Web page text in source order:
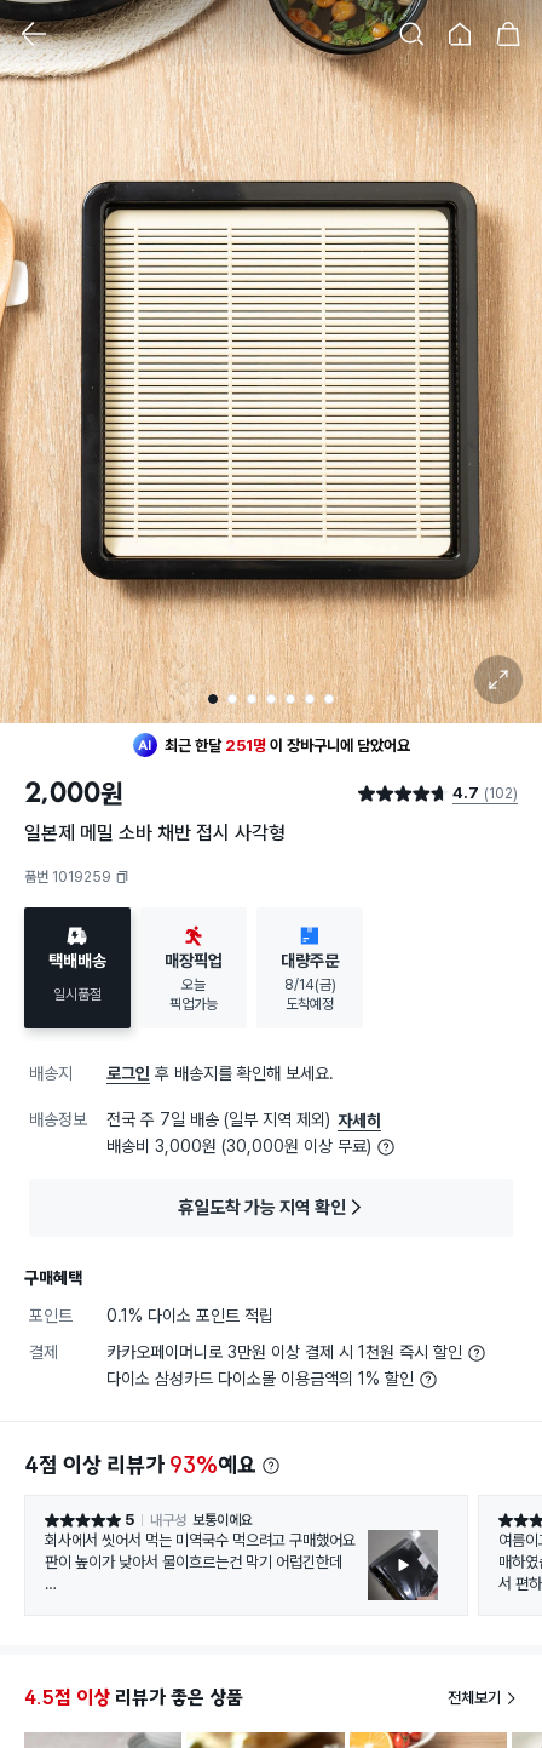
검색 홈 장바구니
클릭 시 이미지 확대 보기 팝업 열림
1 2 3 4 5 6 7
확대 보기
최근 한달 251명 이 장바구니에 담았어요
장바구니에 담았어요
2,000원 별점 4.7점 4.7 (102)
일본제 메밀 소바 채반 접시 사각형
품번 1019259
택배배송
일시품절
매장픽업
오늘
픽업가능
대량주문
8/14(금)
도착예정
배송지 로그인 후 배송지를 확인해 보세요.
배송정보 전국 주 7일 배송 (일부 지역 제외) 자세히
배송비 3,000원 (30,000원 이상 무료)
휴일도착 가능 지역 확인
구매혜택
포인트
0.1% 다이소 포인트 적립
결제
카카오페이머니로 3만원 이상 결제 시 1천원 즉시 할인
다이소 삼성카드 다이소몰 이용금액의 1% 할인
4점 이상 리뷰가 93%예요
별점 5점 5 내구성 보통이에요
회사에서 씻어서 먹는 미역국수 먹으려고 구매했어요
판이 높이가 낮아서 물이흐르는건 막기 어럽긴한데
김밥말이도 활용해보면 좋겠다 생각이 들어요
별점 5
여름
매하
서 편
4.5점 이상 리뷰가 좋은 상품 전체보기